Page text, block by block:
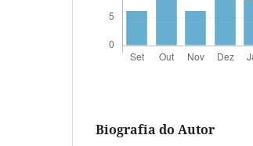
Biografia do Autor